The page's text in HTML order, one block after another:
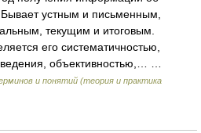
устным и письменным,
текущим и итоговым.
его систематичностью,
объективностью,… …
и понятий (теория и практика